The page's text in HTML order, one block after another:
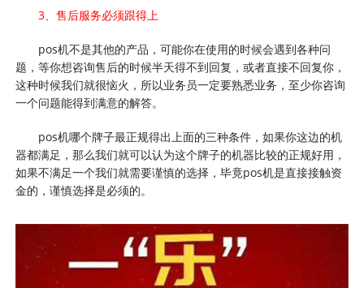
3、售后服务必须跟得上
pos机不是其他的产品，可能你在使用的时候会遇到各种问
题，等你想咨询售后的时候半天得不到回复，或者直接不回复你，
这种时候我们就很恼火，所以业务员一定要熟悉业务，至少你咨询
一个问题能得到满意的解答。
pos机哪个牌子最正规得出上面的三种条件，如果你这边的机
器都满足，那么我们就可以认为这个牌子的机器比较的正规好用，
如果不满足一个我们就需要谨慎的选择，毕竟pos机是直接接触资
金的，谨慎选择是必须的。